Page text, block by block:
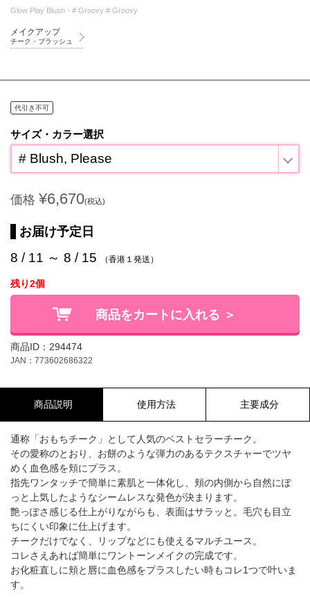
Glow Play Blush - # Groovy # Groovy
メイクアップ
チーク・ブラッシュ
代引き不可
サイズ・カラー選択
# Blush, Please
価格 ¥6,670(税込)
お届け予定日
8 / 11 ～ 8 / 15 （香港１発送）
残り2個
商品をカートに入れる ＞
商品ID：294474
JAN：773602686322
商品説明 使用方法 主要成分
通称「おもちチーク」として人気のベストセラーチーク。
その愛称のとおり、お餅のような弾力のあるテクスチャーでツヤ
めく血色感を頬にプラス。
指先ワンタッチで簡単に素肌と一体化し、頬の内側から自然にぽ
っと上気したようなシームレスな発色が決まります。
艶っぽさ感じる仕上がりながらも、表面はサラッと。毛穴も目立
ちにくい印象に仕上げます。
チークだけでなく、リップなどにも使えるマルチユース。
コレさえあれば簡単にワントーンメイクの完成です。
お化粧直しに頬と唇に血色感をプラスしたい時もコレ1つで叶いま
す。